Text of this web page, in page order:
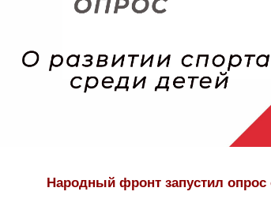
Народный фронт запустил опрос